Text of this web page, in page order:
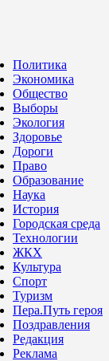
Политика
Экономика
Общество
Выборы
Экология
Здоровье
Дороги
Право
Образование
Наука
История
Городская среда
Технологии
ЖКХ
Культура
Спорт
Туризм
Пера.Путь героя
Поздравления
Редакция
Реклама